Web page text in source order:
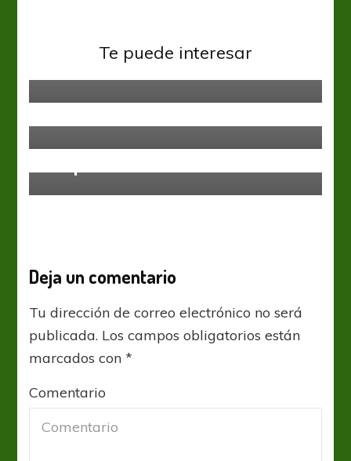
Te puede interesar
Sin categoría
Deja un comentario
Tu dirección de correo electrónico no será
publicada. Los campos obligatorios están
marcados con*
Comentario